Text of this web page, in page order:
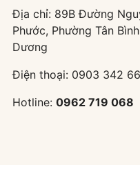
Địa chỉ: 89B Đường
Phước, Phường Tân
Dương
Điện thoại: 0903 342
Hotline: 0962 719 068